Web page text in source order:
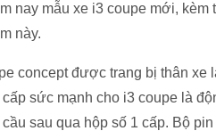
nay mẫu xe i3 coupe mới, kèm
này.
concept được trang bị thân xe
cấp sức mạnh cho i3 coupe là
sau qua hộp số 1 cấp. Bộ